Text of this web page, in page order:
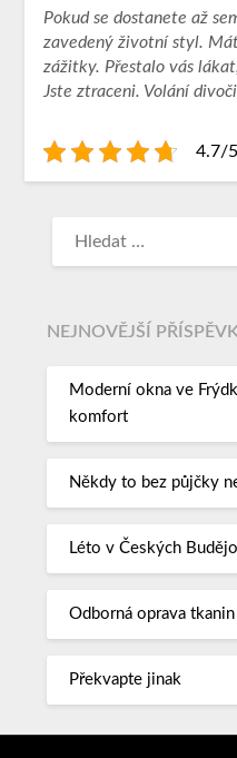
Pokud se dostanete až
zavedený životní styl.
zážitky. Přestalo vás
Jste ztraceni. Volání
4.7/
NEJNOVĚJŠÍ
Moderní okna ve
komfort
Někdy to bez půjčky
Léto v Českých
Odborná oprava tkanin
Překvapte jinak